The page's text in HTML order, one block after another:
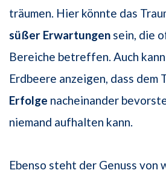
träumen. Hier könnte das
süßer Erwartungen sein, die
Bereiche betreffen. Auch
Erdbeere anzeigen, dass dem
Erfolge nacheinander
niemand aufhalten kann.
Ebenso steht der Genuss von